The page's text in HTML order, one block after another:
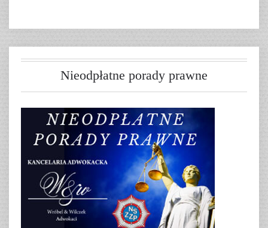
Nieodpłatne porady prawne